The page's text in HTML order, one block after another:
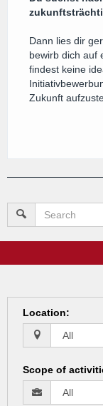
Dann lies dir
bewirb dich auf
findest keine
Zukunft
Location:
Scope of